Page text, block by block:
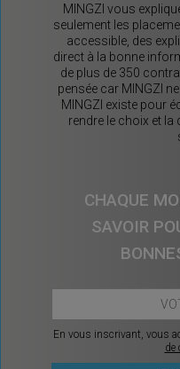
MINGZI vous
seulement les
accessible, des
direct à la bonne
de plus de 350
pensée car MINGZI
MINGZI existe pour
rendre le choix et
CHAQUE
SAVOIR
En vous inscrivant, vous
de